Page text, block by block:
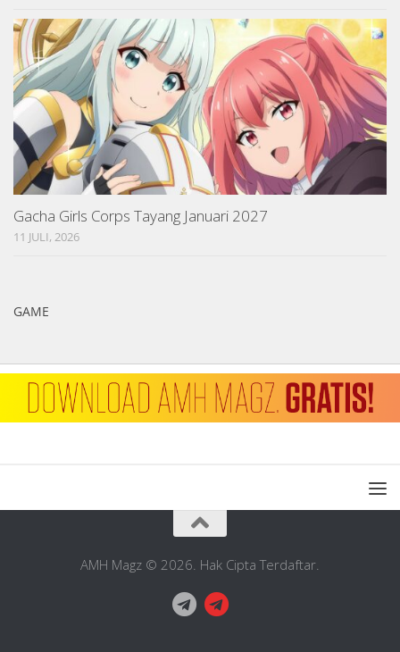
Gacha Girls Corps Tayang Januari 2027
11 JULI, 2026
GAME
AMH Magz © 2026. Hak Cipta Terdaftar.